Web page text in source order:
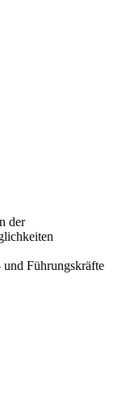
der
und Führungskräfte